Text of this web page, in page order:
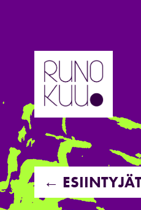
Hyppää
sisältöön
←